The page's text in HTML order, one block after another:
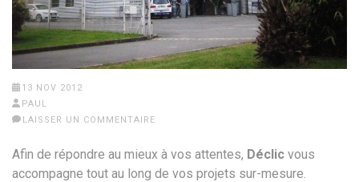
13 NOV 2012
PAUL
LAISSER UN COMMENTAIRE
Afin de répondre au mieux à vos attentes, Déclic vous
accompagne tout au long de vos projets sur-mesure.